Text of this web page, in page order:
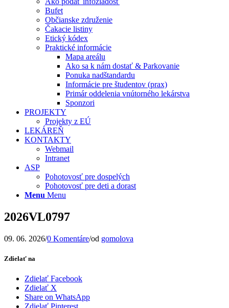
Bufet
Občianske združenie
Čakacie listiny
Etický kódex
Praktické informácie
Mapa areálu
Ako sa k nám dostať & Parkovanie
Ponuka nadštandardu
Informácie pre študentov (prax)
Primár oddelenia vnútorného lekárstva
Sponzori
PROJEKTY
Projekty z EÚ
LEKÁREŇ
KONTAKTY
Webmail
Intranet
ASP
Pohotovosť pre dospelých
Pohotovosť pre deti a dorast
Menu Menu
2026VL0797
09. 06. 2026/0 Komentáre/od gomolova
Zdielať na
Zdielať Facebook
Zdielať X
Share on WhatsApp